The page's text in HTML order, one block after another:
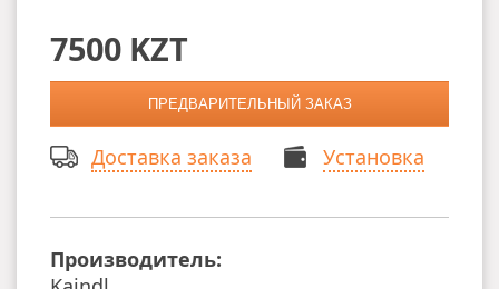
7500 KZT
Доставка заказа Установка
Производитель: